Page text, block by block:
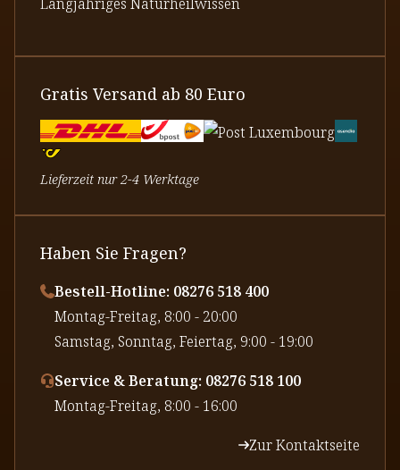
Gratis Versand ab 80 Euro
Lieferzeit nur 2-4 Werktage
Haben Sie Fragen?
Bestell-Hotline: 08276 518 400
⁠Montag-Freitag, 8:00 - 20:00
⁠Samstag, Sonntag, Feiertag, 9:00 - 19:00
Service & Beratung: 08276 518 100
⁠Montag-Freitag, 8:00 - 16:00
Zur Kontaktseite